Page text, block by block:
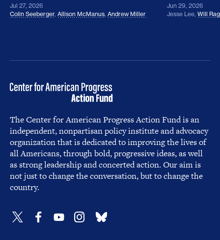
Jul 27, 2026
Colin Seeberger, Allison McManus, Andrew Miller
Jun 29, 2026
Jesse Lee, Will
The Center for American Progress Action Fund is an
independent, nonpartisan policy institute and advocacy
organization that is dedicated to improving the lives of
all Americans, through bold, progressive ideas, as well
as strong leadership and concerted action. Our aim is
not just to change the conversation, but to change the
country.